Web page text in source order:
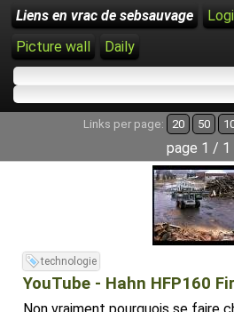
Liens en vrac de sebsauvage
Picture wall
Daily
Links per page: 20 50
page 1 / 1
technologie
YouTube - Hahn HFP160